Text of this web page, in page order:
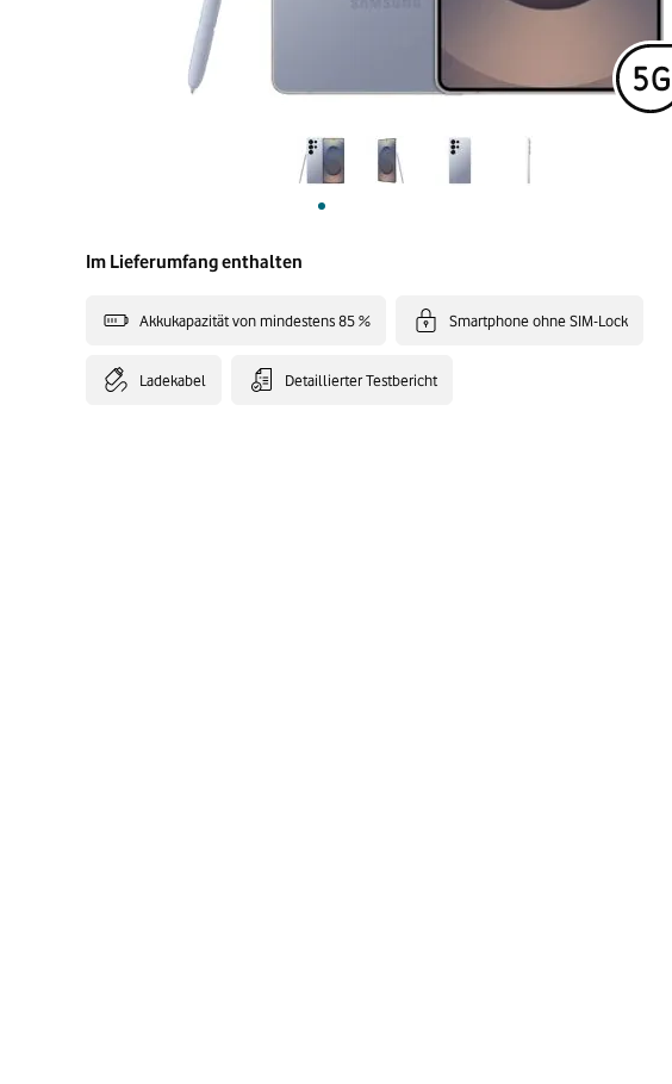
Im Lieferumfang enthalten
Akkukapazität von mindestens 85 % Smartphone ohne SIM-Lock
Ladekabel Detaillierter Testbericht